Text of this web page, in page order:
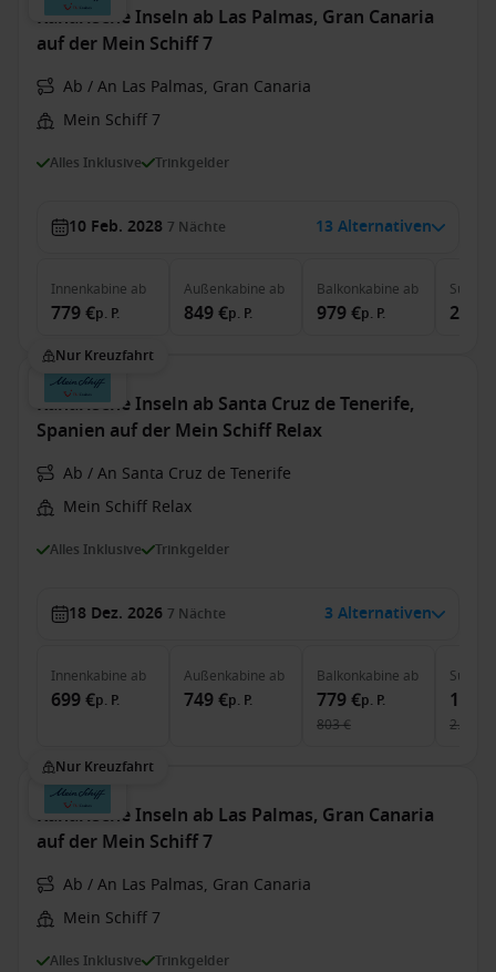
Kanarische Inseln ab Las Palmas, Gran Canaria
auf der Mein Schiff 7
Ab / An Las Palmas, Gran Canaria
Mein Schiff 7
Alles Inklusive Trinkgelder
10 Feb. 2028 7 Nächte 13 Alternativen
Innenkabine ab
779 €p. P.
Außenkabine ab
849 €p. P.
Balkonkabine ab
979 €p. P.
Suite
Nur Kreuzfahrt
Kanarische Inseln ab Santa Cruz de Tenerife,
Spanien auf der Mein Schiff Relax
Ab / An Santa Cruz de Tenerife
Mein Schiff Relax
Alles Inklusive Trinkgelder
18 Dez. 2026 7 Nächte 3 Alternativen
Innenkabine ab
699 €p. P.
Außenkabine ab
749 €p. P.
Balkonkabine ab
779 €p. P.
803 €
Suite
2.438 €
Nur Kreuzfahrt
Kanarische Inseln ab Las Palmas, Gran Canaria
auf der Mein Schiff 7
Ab / An Las Palmas, Gran Canaria
Mein Schiff 7
Alles Inklusive Trinkgelder